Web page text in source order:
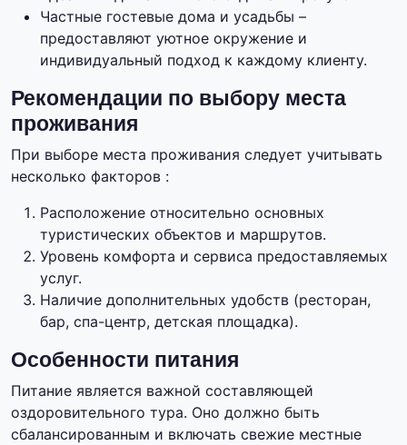
Частные гостевые дома и усадьбы –
предоставляют уютное окружение и
индивидуальный подход к каждому клиенту.
Рекомендации по выбору места
проживания
При выборе места проживания следует учитывать
несколько факторов :
Расположение относительно основных
туристических объектов и маршрутов.
Уровень комфорта и сервиса предоставляемых
услуг.
Наличие дополнительных удобств (ресторан,
бар, спа-центр, детская площадка).
Особенности питания
Питание является важной составляющей
оздоровительного тура. Оно должно быть
сбалансированным и включать свежие местные